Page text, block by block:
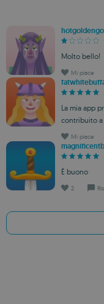
Molto bello!
Mi piace
La mia app
contribuito a
Mi piace
È buono
2